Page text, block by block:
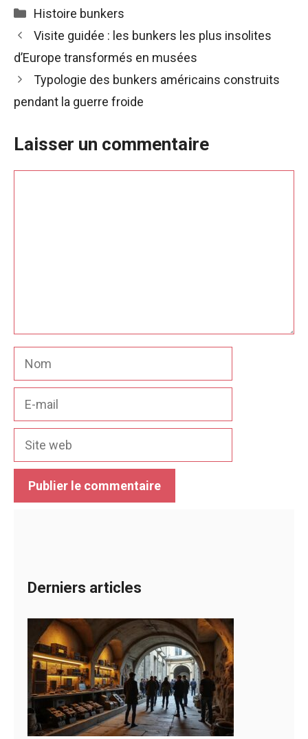
Catégories
Histoire bunkers
Visite guidée : les bunkers les plus insolites
d’Europe transformés en musées
Typologie des bunkers américains construits
pendant la guerre froide
Laisser un commentaire
Derniers articles